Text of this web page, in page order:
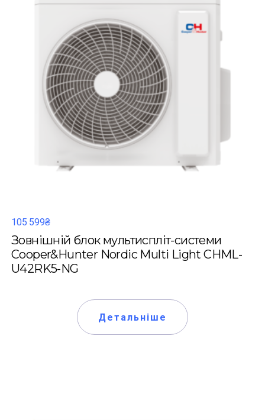
105 599₴
Зовнішній блок мультиспліт-системи
Cooper&Hunter Nordic Multi Light CHML-
U42RK5-NG
Детальніше